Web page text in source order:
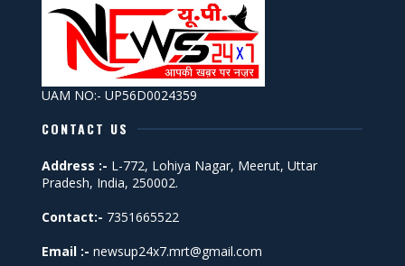
UAM NO:- UP56D0024359
CONTACT US
Address :- L-772, Lohiya Nagar, Meerut, Uttar
Pradesh, India, 250002.
Contact:- 7351665522
Email :- newsup24x7.mrt@gmail.com